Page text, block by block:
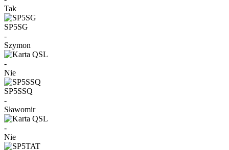
Tak
SP5SG
-
Szymon
-
Nie
SP5SSQ
-
Sławomir
-
Nie